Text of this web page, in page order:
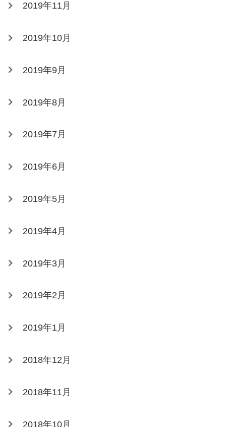
2019年11月
2019年10月
2019年9月
2019年8月
2019年7月
2019年6月
2019年5月
2019年4月
2019年3月
2019年2月
2019年1月
2018年12月
2018年11月
2018年10月